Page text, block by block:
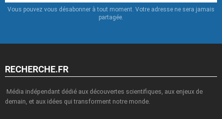
Vous pouvez vous désabonner à tout moment. Votre adresse ne sera jamais
partagée.
RECHERCHE.FR
Média indépendant dédié aux découvertes scientifiques, aux enjeux de
demain, et aux idées qui transforment notre monde.